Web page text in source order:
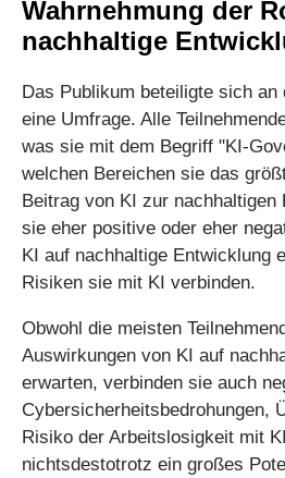
Wahrnehmung der
nachhaltige
Das Publikum beteiligte sich an
eine Umfrage. Alle
was sie mit dem Begriff "KI-
welchen Bereichen sie das
Beitrag von KI zur nachhaltigen
sie eher positive oder eher
KI auf nachhaltige Entwicklung
Risiken sie mit KI verbinden.
Obwohl die meisten
Auswirkungen von KI auf
erwarten, verbinden sie auch
Cybersicherheitsbedrohungen,
Risiko der Arbeitslosigkeit mit
nichtsdestotrotz ein großes